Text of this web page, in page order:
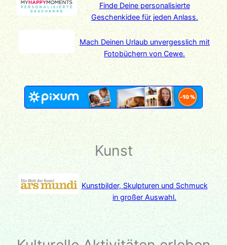
Finde Deine personalisierte
Geschenkidee für jeden Anlass.
Mach Deinen Urlaub unvergesslich mit
Fotobüchern von Cewe.
Kunst
Kunstbilder, Skulpturen und Schmuck
in großer Auswahl.